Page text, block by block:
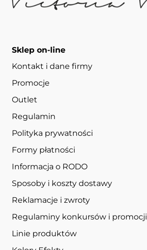
Sklep on-line
Kontakt i dane firmy
Promocje
Outlet
Regulamin
Polityka prywatności
Formy płatności
Informacja o RODO
Sposoby i koszty dostawy
Reklamacje i zwroty
Regulaminy konkursów i promocji
Linie produktów